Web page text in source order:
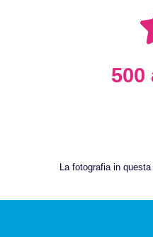
500
La fotografia in